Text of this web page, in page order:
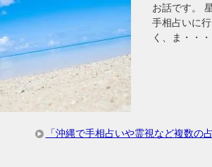
お話です。
手相占いに
く、ま・・・
「沖縄で手相占いや霊視など複数の